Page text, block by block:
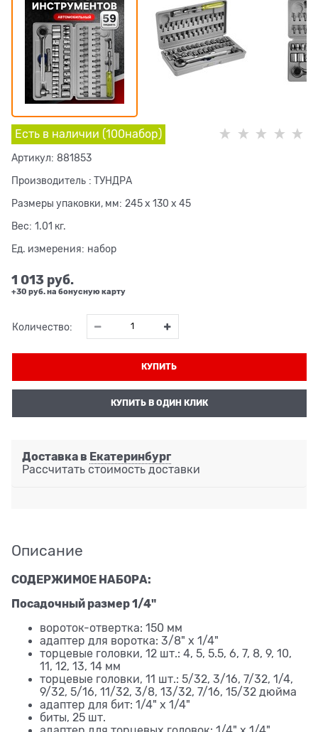
Есть в наличии (100набор)
Артикул: 881853
Производитель : ТУНДРА
Размеры упаковки, мм: 245 x 130 x 45
Вес: 1.01 кг.
Ед. измерения: набор
1 013 руб.
+30 руб. на бонусную карту
Количество:
КУПИТЬ
КУПИТЬ В ОДИН КЛИК
Доставка в Екатеринбург
Рассчитать стоимость доставки
Описание
СОДЕРЖИМОЕ НАБОРА:
Посадочный размер 1/4"
вороток-отвертка: 150 мм
адаптер для воротка: 3/8" х 1/4"
торцевые головки, 12 шт.: 4, 5, 5.5, 6, 7, 8, 9, 10,
11, 12, 13, 14 мм
торцевые головки, 11 шт.: 5/32, 3/16, 7/32, 1/4,
9/32, 5/16, 11/32, 3/8, 13/32, 7/16, 15/32 дюйма
адаптер для бит: 1/4" х 1/4"
биты, 25 шт.